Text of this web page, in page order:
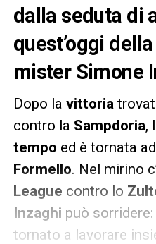
dalla seduta di
quest’oggi
mister Simone
Dopo la vittoria
contro la Sampdoria,
tempo ed è tornata
Formello. Nel mirino
League contro lo
Inzaghi può sorridere:
tornato a lavorare